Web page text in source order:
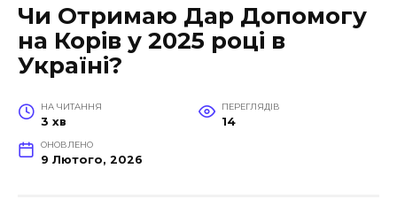
Чи Отримаю Дар Допомогу
на Корів у 2025 році в
Україні?
НА ЧИТАННЯ
3 хв
ПЕРЕГЛЯДІВ
14
ОНОВЛЕНО
9 Лютого, 2026